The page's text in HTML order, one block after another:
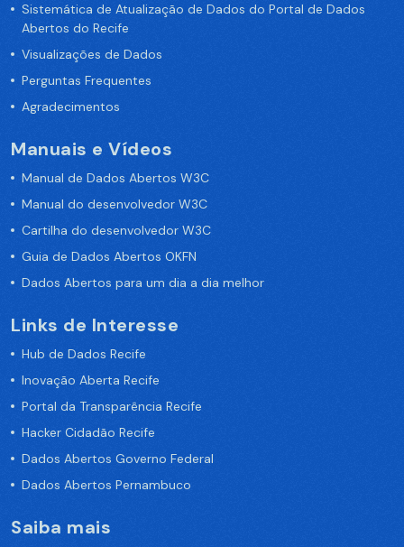
Sistemática de Atualização de Dados do Portal de Dados
Abertos do Recife
Visualizações de Dados
Perguntas Frequentes
Agradecimentos
Manuais e Vídeos
Manual de Dados Abertos W3C
Manual do desenvolvedor W3C
Cartilha do desenvolvedor W3C
Guia de Dados Abertos OKFN
Dados Abertos para um dia a dia melhor
Links de Interesse
Hub de Dados Recife
Inovação Aberta Recife
Portal da Transparência Recife
Hacker Cidadão Recife
Dados Abertos Governo Federal
Dados Abertos Pernambuco
Saiba mais